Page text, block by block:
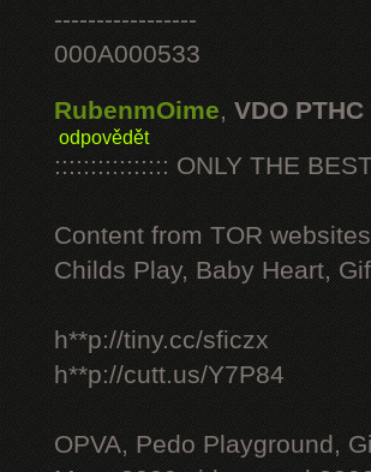
-----------------
000A000533
RubenmOime, VDO
odpovědět
:::::::::::::::: ONLY THE
Content from TOR
Childs Play, Baby Heart,
h**p://tiny.cc/sficzx
h**p://cutt.us/Y7P84
OPVA, Pedo Playground,